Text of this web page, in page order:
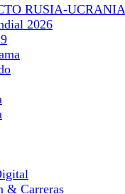
RUSIA-UCRANIA
2026
& Carreras